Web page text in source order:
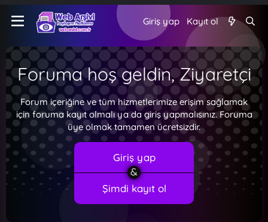
Giriş yap Kayıt ol
Foruma hoş geldin, Ziyaretçi
Forum içeriğine ve tüm hizmetlerimize erişim sağlamak
için foruma kayıt olmalı ya da giriş yapmalısınız. Foruma
üye olmak tamamen ücretsizdir.
Giriş yap
Şimdi kayıt ol